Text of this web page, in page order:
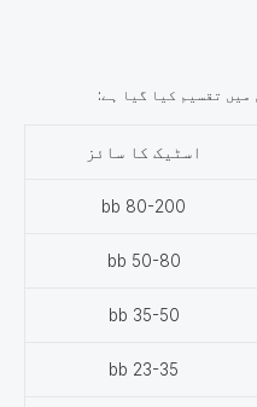
تقسیم کیا گیا ہے:
اسٹیک کا سائز
80-200 bb
50-80 bb
35-50 bb
23-35 bb